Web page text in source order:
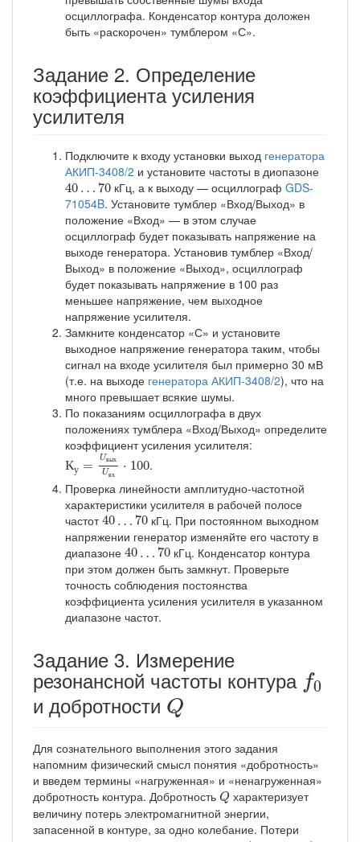
осциллографа. Конденсатор контура доложен
быть «раскорочен» тумблером «С».
Задание 2. Определение
коэффициента усиления
усилителя
Подключите к входу установки выход генератора
АКИП-3408/2 и установите частоты в диопазоне
40 … 70
40 70кГц, а к выходу — осциллограф GDS-
71054B. Установите тумблер «Вход/Выход» в
положение «Вход» — в этом случае
осциллограф будет показывать напряжение на
выходе генератора. Установив тумблер «Вход/
Выход» в положение «Выход», осциллограф
будет показывать напряжение в 100 раз
меньшее напряжение, чем выходное
напряжение усилителя.
Замкните конденсатор «С» и установите
выходное напряжение генератора таким, чтобы
сигнал на входе усилителя был примерно 30 мВ
(т.е. на выходе генератора АКИП-3408/2), что на
много превышает всякие шумы.
По показаниям осциллографа в двух
положениях тумблера «Вход/Выход» определите
коэффициент усиления усилителя:
Ку = Uвых
Uвх
⋅ 100
Ку=UвыхUвх⋅100
.
Проверка линейности амплитудно-частотной
характеристики усилителя в рабочей полосе
частот40 … 70
40 70кГц. При постоянном выходном
напряжении генератор изменяйте его частоту в
диапазоне 40 … 70
40 70кГц. Конденсатор контура
при этом должен быть замкнут. Проверьте
точность соблюдения постоянства
коэффициента усиления усилителя в указанном
диапазоне частот.
Задание 3. Измерение
резонансной частоты контура f0
f0
и добротности Q
Q
Для сознательного выполнения этого задания
напомним физический смысл понятия «добротность»
и введем термины «нагруженная» и «ненагруженная»
добротность контура. Добротность Q
Q характеризует
величину потерь электромагнитной энергии,
запасенной в контуре, за одно колебание. Потери